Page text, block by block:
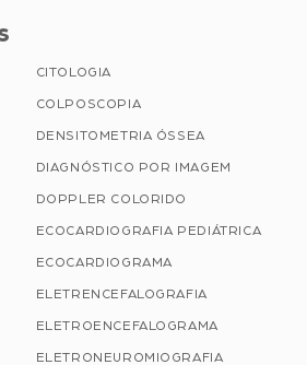
CITOLOGIA
COLPOSCOPIA
DENSITOMETRIA ÓSSEA
DIAGNÓSTICO POR IMAGEM
DOPPLER COLORIDO
ECOCARDIOGRAFIA PEDIÁTRICA
ECOCARDIOGRAMA
ELETRENCEFALOGRAFIA
ELETROENCEFALOGRAMA
ELETRONEUROMIOGRAFIA